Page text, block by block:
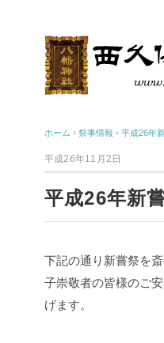
ホーム › 祭事情報 › 平成26年
平成26年11月2日
平成26年新
下記の通り新嘗祭を
子崇敬者の皆様のご
げます。